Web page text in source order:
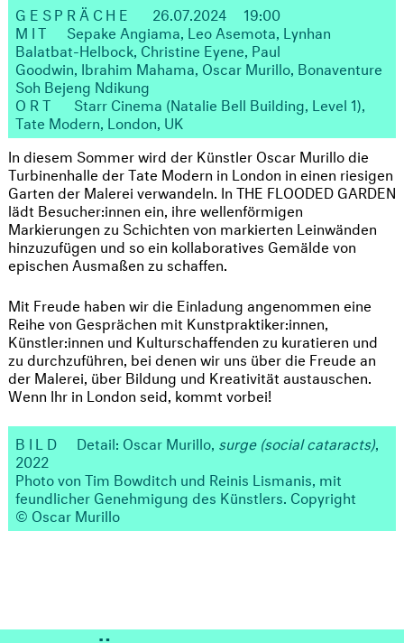
GESPRÄCHE
26.07.2024 19:00
MIT
Sepake Angiama, Leo Asemota, Lynhan
Balatbat-Helbock, Christine Eyene, Paul
Goodwin, Ibrahim Mahama, Oscar Murillo, Bonaventure
Soh Bejeng Ndikung
ORT
Starr Cinema (Natalie Bell Building, Level 1),
Tate Modern, London, UK
In diesem Sommer wird der Künstler Oscar Murillo die
Turbinenhalle der Tate Modern in London in einen riesigen
Garten der Malerei verwandeln. In THE FLOODED GARDEN
lädt Besucher:innen ein, ihre wellenförmigen
Markierungen zu Schichten von markierten Leinwänden
hinzuzufügen und so ein kollaboratives Gemälde von
epischen Ausmaßen zu schaffen.
Mit Freude haben wir die Einladung angenommen eine
Reihe von Gesprächen mit Kunstpraktiker:innen,
Künstler:innen und Kulturschaffenden zu kuratieren und
zu durchzuführen, bei denen wir uns über die Freude an
der Malerei, über Bildung und Kreativität austauschen.
Wenn Ihr in London seid, kommt vorbei!
BILD Detail: Oscar Murillo, surge (social cataracts)
2022
Photo von Tim Bowditch und Reinis Lismanis, mit
feundlicher Genehmigung des Künstlers. Copyright
© Oscar Murillo